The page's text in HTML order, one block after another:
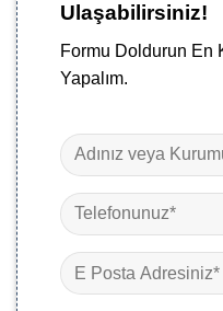
Ulaşabilirsiniz!
Formu Doldurun En
Yapalım.